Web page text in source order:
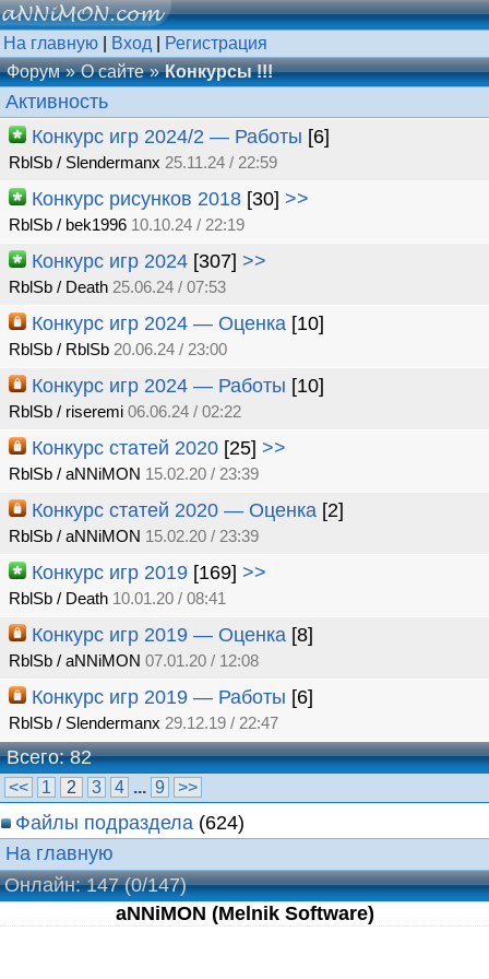
На главную Вход
Регистрация
Форум
О сайте Конкурсы !!!
Активность
Конкурс игр 2024/2 — Работы [6]
RblSb / Slendermanx 25.11.24 / 22:59
Конкурс рисунков 2018 [30] >>
RblSb / bek1996 10.10.24 / 22:19
Конкурс игр 2024 [307] >>
RblSb / Death 25.06.24 / 07:53
Конкурс игр 2024 — Оценка [10]
RblSb / RblSb 20.06.24 / 23:00
Конкурс игр 2024 — Работы [10]
RblSb / riseremi 06.06.24 / 02:22
Конкурс статей 2020 [25] >>
RblSb / aNNiMON 15.02.20 / 23:39
Конкурс статей 2020 — Оценка [2]
RblSb / aNNiMON 15.02.20 / 23:39
Конкурс игр 2019 [169] >>
RblSb / Death 10.01.20 / 08:41
Конкурс игр 2019 — Оценка [8]
RblSb / aNNiMON 07.01.20 / 12:08
Конкурс игр 2019 — Работы [6]
RblSb / Slendermanx 29.12.19 / 22:47
Всего: 82
<< 1 2 3 4 ... 9 >>
Файлы подраздела (624)
На главную
Онлайн: 147(0/147)
aNNiMON (Melnik Software)